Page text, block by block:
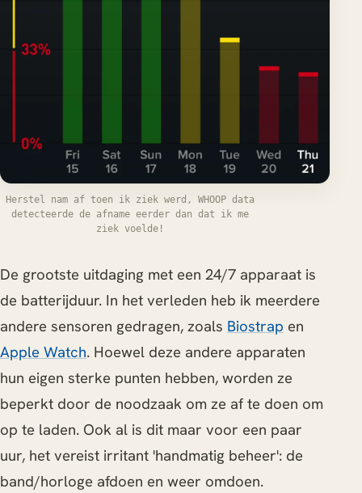
Herstel nam af toen ik ziek werd, WHOOP data
detecteerde de afname eerder dan dat ik me
ziek voelde!
De grootste uitdaging met een 24/7 apparaat is
de batterijduur. In het verleden heb ik meerdere
andere sensoren gedragen, zoals Biostrap en
Apple Watch. Hoewel deze andere apparaten
hun eigen sterke punten hebben, worden ze
beperkt door de noodzaak om ze af te doen om
op te laden. Ook al is dit maar voor een paar
uur, het vereist irritant 'handmatig beheer': de
band/horloge afdoen en weer omdoen.